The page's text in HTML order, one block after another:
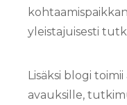
yleistajuisesti
Lisäksi blogi
avauksille,